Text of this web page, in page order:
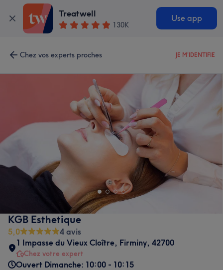
Treatwell
130K
Use app
Chez vos experts proches JE M'IDENTIFIE
KGB Esthetique
5,0
4 avis
1 Impasse du Vieux Cloître, Firminy, 42700
Chez votre expert
Ouvert Dimanche: 10:00 - 10:15